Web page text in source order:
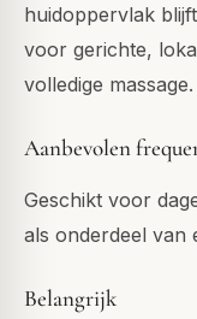
huidoppervlak
voor gerichte,
volledige massage.
Aanbevolen
Geschikt voor
als onderdeel van
Belangrijk